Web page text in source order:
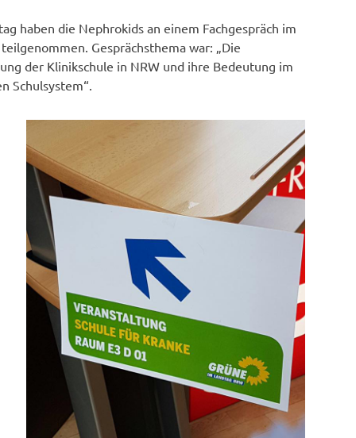
haben die Nephrokids an einem Fachgespräch im
Gesprächsthema war: „Die
der Klinikschule in NRW und ihre Bedeutung im
Schulsystem“.